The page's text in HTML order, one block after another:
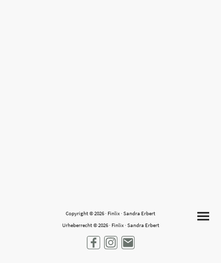
Copyright © 2026 · Finlix · Sandra Erbert
Urheberrecht © 2026 · Finlix · Sandra Erbert